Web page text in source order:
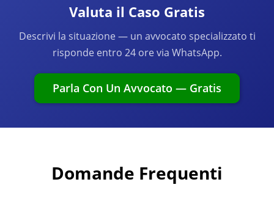
Valuta il Caso Gratis
Descrivi la situazione — un avvocato specializzato ti
risponde entro 24 ore via WhatsApp.
Parla Con Un Avvocato — Gratis
Domande Frequenti